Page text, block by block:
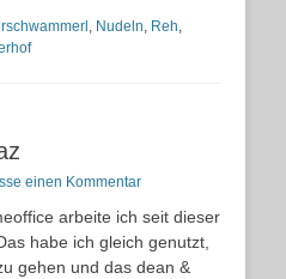
, Nudeln, Reh,
einen Kommentar
arbeite ich seit dieser
habe ich gleich genutzt,
gehen und das dean &